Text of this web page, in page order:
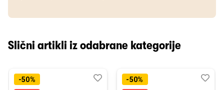
Slični artikli iz odabrane kategorije
-50%
Dodaj
Uporedi-50%